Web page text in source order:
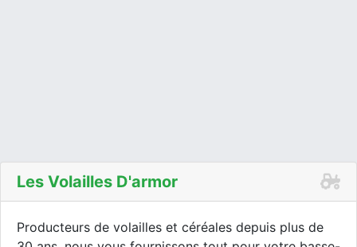
Les Volailles D'armor
Producteurs de volailles et céréales depuis plus de